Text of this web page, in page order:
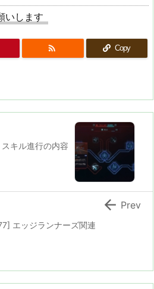
いします
 Copy
キル進行の内容
エッジランナーズ関連
 Prev